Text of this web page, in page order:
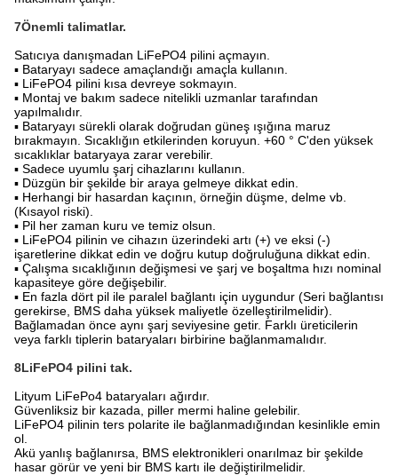
7Önemli talimatlar.
Satıcıya danışmadan LiFePO4 pilini açmayın.
▪ Bataryayı sadece amaçlandığı amaçla kullanın.
▪ LiFePO4 pilini kısa devreye sokmayın.
▪ Montaj ve bakım sadece nitelikli uzmanlar tarafından
yapılmalıdır.
▪ Bataryayı sürekli olarak doğrudan güneş ışığına maruz
bırakmayın. Sıcaklığın etkilerinden koruyun. +60 ° C'den yüksek
sıcaklıklar bataryaya zarar verebilir.
▪ Sadece uyumlu şarj cihazlarını kullanın.
▪ Düzgün bir şekilde bir araya gelmeye dikkat edin.
▪ Herhangi bir hasardan kaçının, örneğin düşme, delme vb.
(Kısayol riski).
▪ Pil her zaman kuru ve temiz olsun.
▪ LiFePO4 pilinin ve cihazın üzerindeki artı (+) ve eksi (-)
işaretlerine dikkat edin ve doğru kutup doğruluğuna dikkat edin.
▪ Çalışma sıcaklığının değişmesi ve şarj ve boşaltma hızı nominal
kapasiteye göre değişebilir.
▪ En fazla dört pil ile paralel bağlantı için uygundur (Seri bağlantısı
gerekirse, BMS daha yüksek maliyetle özelleştirilmelidir).
Bağlamadan önce aynı şarj seviyesine getir. Farklı üreticilerin
veya farklı tiplerin bataryaları birbirine bağlanmamalıdır.
8LiFePO4 pilini tak.
Lityum LiFePo4 bataryaları ağırdır.
Güvenliksiz bir kazada, piller mermi haline gelebilir.
LiFePO4 pilinin ters polarite ile bağlanmadığından kesinlikle emin
ol.
Akü yanlış bağlanırsa, BMS elektronikleri onarılmaz bir şekilde
hasar görür ve yeni bir BMS kartı ile değiştirilmelidir.